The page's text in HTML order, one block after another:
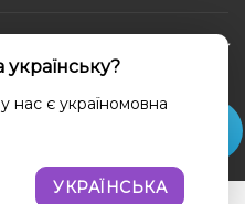
мережі
нас є україномовна
УКРАЇНСЬКА